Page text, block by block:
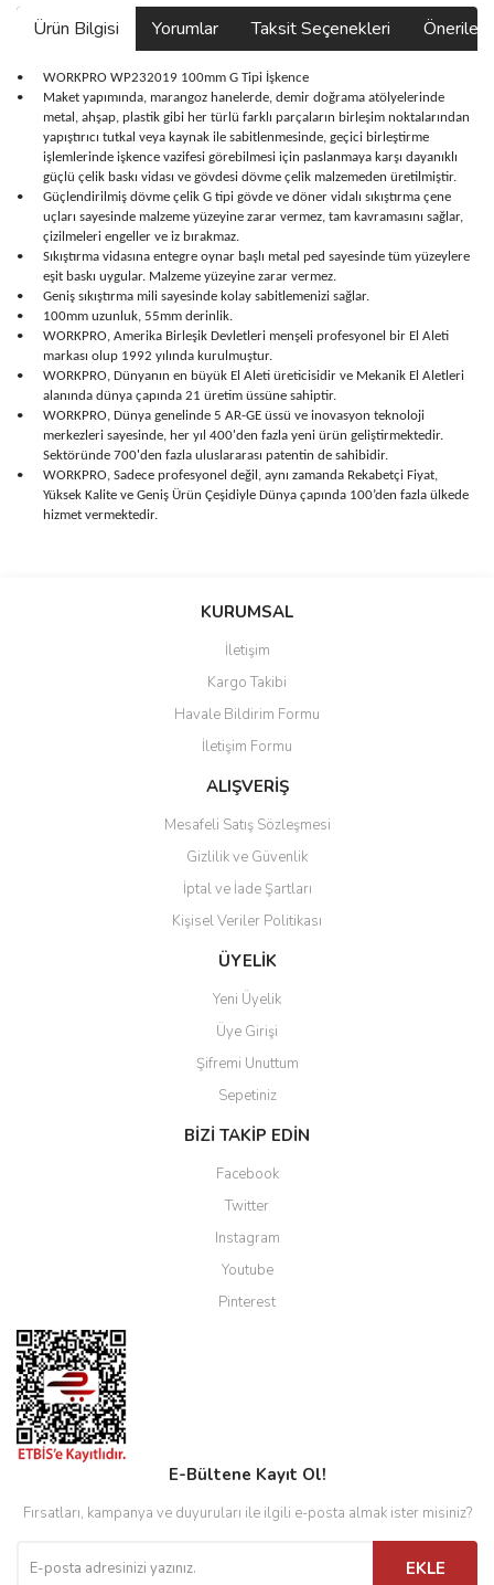
Ürün Bilgisi Yorumlar Taksit Seçenekleri
•
WORKPRO WP232019 100mm G Tipi İşkence
•
Maket yapımında, marangoz hanelerde, demir doğrama atölyelerinde
metal, ahşap, plastik gibi her türlü farklı parçaların birleşim noktalarından
yapıştırıcı tutkal veya kaynak ile sabitlenmesinde, geçici birleştirme
işlemlerinde işkence vazifesi görebilmesi için paslanmaya karşı dayanıklı
güçlü çelik baskı vidası ve gövdesi dövme çelik malzemeden üretilmiştir.
•
Güçlendirilmiş dövme çelik G tipi gövde ve döner vidalı sıkıştırma çene
uçları sayesinde malzeme yüzeyine zarar vermez, tam kavramasını sağlar,
çizilmeleri engeller ve iz bırakmaz.
•
Sıkıştırma vidasına entegre oynar başlı metal ped sayesinde tüm yüzeylere
eşit baskı uygular. Malzeme yüzeyine zarar vermez.
•
Geniş sıkıştırma mili sayesinde kolay sabitlemenizi sağlar.
•
100mm uzunluk, 55mm derinlik.
•
WORKPRO, Amerika Birleşik Devletleri menşeli profesyonel bir El Aleti
markası olup 1992 yılında kurulmuştur.
•
WORKPRO, Dünyanın en büyük El Aleti üreticisidir ve Mekanik El Aletleri
alanında dünya çapında 21 üretim üssüne sahiptir.
•
WORKPRO, Dünya genelinde 5 AR-GE üssü ve inovasyon teknoloji
merkezleri sayesinde, her yıl 400'den fazla yeni ürün geliştirmektedir.
Sektöründe 700'den fazla uluslararası patentin de sahibidir.
•
WORKPRO, Sadece profesyonel değil, aynı zamanda Rekabetçi Fiyat,
Yüksek Kalite ve Geniş Ürün Çeşidiyle Dünya çapında 100’den fazla ülkede
hizmet vermektedir.
Bu ürüne ilk yorumu siz yapın!
Ürün resmi kalitesiz, bozuk veya görüntülenemiyor.
Ürün açıklamasında eksik bilgiler bulunuyor.
Ürün bilgilerinde hatalar bulunuyor.
Ürün fiyatı diğer sitelerden daha pahalı.
Gönder
KURUMSAL
İletişim
Kargo Takibi
Havale Bildirim Formu
İletişim Formu
ALIŞVERİŞ
Mesafeli Satış Sözleşmesi
Gizlilik ve Güvenlik
İptal ve İade Şartları
Kişisel Veriler Politikası
ÜYELİK
Yeni Üyelik
Üye Girişi
Şifremi Unuttum
Sepetiniz
BİZİ TAKİP EDİN
Facebook
Twitter
Instagram
Youtube
Pinterest
E-Bültene Kayıt Ol!
Fırsatları, kampanya ve duyuruları ile ilgili e-posta almak ister misiniz?
EKLE